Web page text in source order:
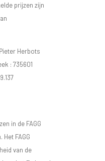
prijzen zijn
Herbots
: 735601
in de FAGG
FAGG
van de